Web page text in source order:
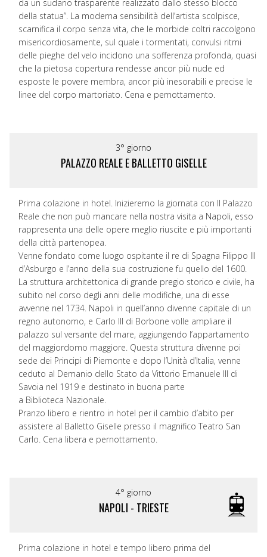
da un sudario trasparente realizzato dallo stesso blocco
della statua”. La moderna sensibilità dell’artista scolpisce,
scarnifica il corpo senza vita, che le morbide coltri raccolgono
misericordiosamente, sul quale i tormentati, convulsi ritmi
delle pieghe del velo incidono una sofferenza profonda, quasi
che la pietosa copertura rendesse ancor più nude ed
esposte le povere membra, ancor più inesorabili e precise le
linee del corpo martoriato. Cena e pernottamento.
3° giorno
PALAZZO REALE E BALLETTO GISELLE
Prima colazione in hotel. Inizieremo la giornata con Il Palazzo
Reale che non può mancare nella nostra visita a Napoli, esso
rappresenta una delle opere meglio riuscite e più importanti
della città partenopea.
Venne fondato come luogo ospitante il re di Spagna Filippo III
d’Asburgo e l’anno della sua costruzione fu quello del 1600.
La struttura architettonica di grande pregio storico e civile, ha
subito nel corso degli anni delle modifiche, una di esse
avvenne nel 1734. Napoli in quell’anno divenne capitale di un
regno autonomo, e Carlo III di Borbone volle ampliare il
palazzo sul versante del mare, aggiungendo l’appartamento
del maggiordomo maggiore. Questa struttura divenne poi
sede dei Principi di Piemonte e dopo l’Unità d’Italia, venne
ceduto al Demanio dello Stato da Vittorio Emanuele III di
Savoia nel 1919 e destinato in buona parte
a Biblioteca Nazionale.
Pranzo libero e rientro in hotel per il cambio d’abito per
assistere al Balletto Giselle presso il magnifico Teatro San
Carlo. Cena libera e pernottamento.
4° giorno
NAPOLI - TRIESTE
Prima colazione in hotel e tempo libero prima del